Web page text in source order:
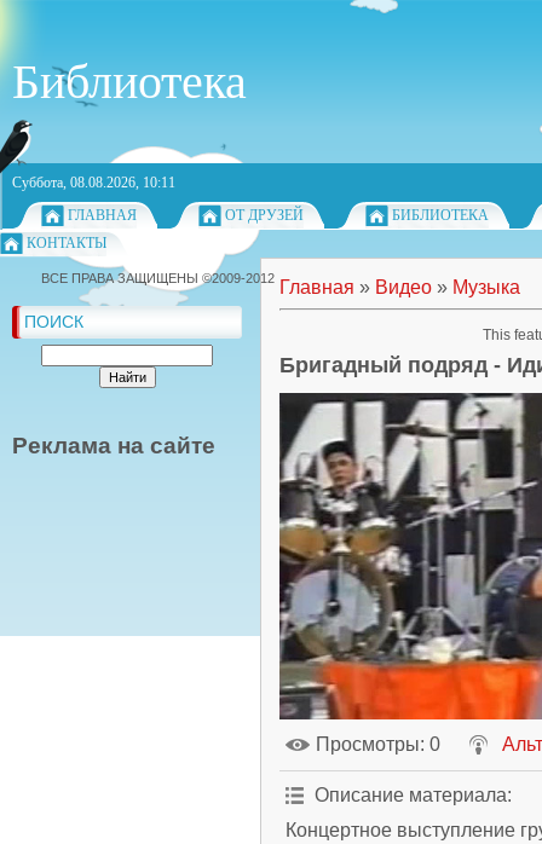
Библиотека
Суббота, 08.08.2026, 10:11
ГЛАВНАЯ
ОТ ДРУЗЕЙ
БИБЛИОТЕКА
КОНТАКТЫ
ПОИСК
Реклама на сайте
Главная » Видео » Музыка
Бригадный подряд -
Просмотры: 0
Описание материала:
Концертное выступление
ВСЕ ПРАВА ЗАЩИЩЕНЫ ©2009-2012
This